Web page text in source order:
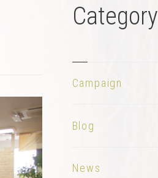
Category
Campaign
Blog
News